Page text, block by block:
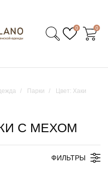
0 0
Парки
Цвет: Хаки
С МЕХОМ
ФИЛЬТРЫ